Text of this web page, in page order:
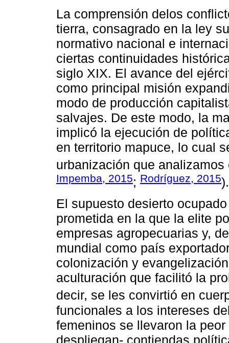
La comprensión delos
tierra, consagrado en la ley
normativo nacional e
ciertas continuidades
siglo XIX. El avance del
como principal misión
modo de producción
salvajes. De este modo, la
implicó la ejecución de
en territorio mapuce, lo cual
urbanización que analizamos
Impemba, 2015; Rodríguez, 2015).
El supuesto desierto
prometida en la que la elite
empresas agropecuarias y,
mundial como país
colonización y
aculturación que facilitó la
decir, se les convirtió en
funcionales a los intereses
femeninos se llevaron la
despliegan- contiendas